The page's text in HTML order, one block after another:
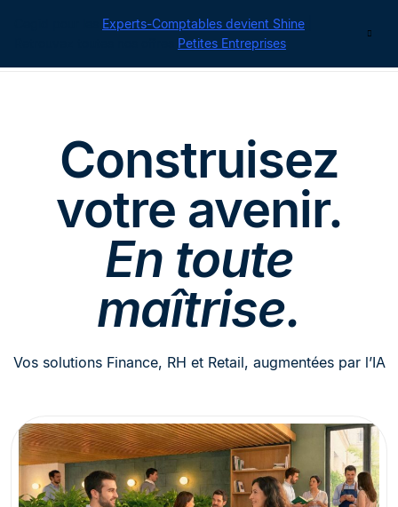
Experts-Comptables devient Shine
Petites Entreprises
Construisez
votre avenir.
En toute
maîtrise.
Vos solutions Finance, RH et Retail, augmentées par l’IA